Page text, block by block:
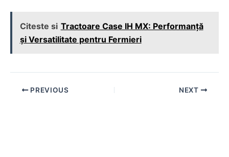
Citeste si Tractoare Case IH MX: Performanță
și Versatilitate pentru Fermieri
Post PREVIOUS NEXT